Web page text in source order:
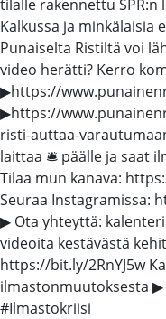
tilalle rakennettu SPR:n
Kalkussa ja minkälaisia
Punaiselta Ristiltä voi
video herätti? Kerro
▶https://
▶https://
risti-auttaa-
laittaa 🛎 päälle ja saat
Tilaa mun kanava:
Seuraa Instagramissa:
▶ Ota yhteyttä:
videoita kestävästä
https://bit.ly/2RnYJ5w
ilmastonmuutoksesta
#Ilmastokriisi